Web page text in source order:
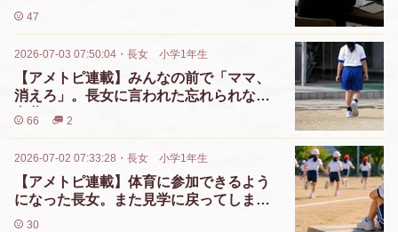
47
2026-07-03 07:50:04 ・ 長女 小学1年生
【アメトピ連載】みんなの前で「ママ、
消えろ」。長女に言われた忘れられない
言葉
66 2
2026-07-02 07:33:28 ・ 長女 小学1年生
【アメトピ連載】体育に参加できるよう
になった長女。また見学に戻ってしまっ
た30